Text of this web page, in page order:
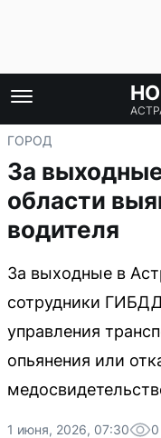
ГОРОД
За
области
водителя
За выходные в
сотрудники
управления
опьянения или
1 июня, 2026, 07:30 0